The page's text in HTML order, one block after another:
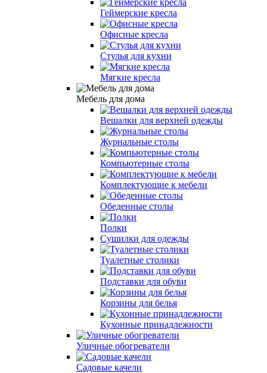
Геймерские кресла
Офисные кресла
Стулья для кухни
Мягкие кресла
Мебель для дома
Вешалки для верхней одежды
Журнальные столы
Компьютерные столы
Комплектующие к мебели
Обеденные столы
Полки
Сушилки для одежды
Туалетные столики
Подставки для обуви
Корзины для белья
Кухонные принадлежности
Уличные обогреватели
Садовые качели